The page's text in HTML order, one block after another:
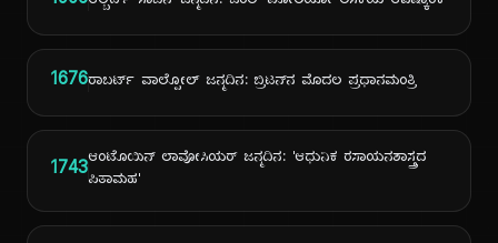
1676ರಾಬರ್ಟ್ ವಾಲ್ಪೋಲ್ ಜನ್ಮದಿನ: ಬ್ರಿಟನ್‌ನ ಮೊದಲ ಪ್ರಧಾನಮಂತ್ರಿ
1743ಆಂಟೊಯಿನ್ ಲಾವೋಸಿಯರ್ ಜನ್ಮದಿನ: 'ಆಧುನಿಕ ರಸಾಯನಶಾಸ್ತ್ರದ
ಪಿತಾಮಹ'